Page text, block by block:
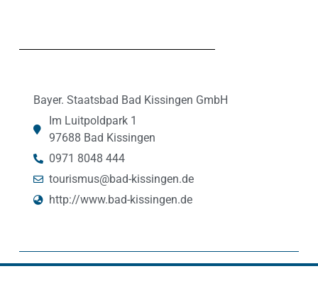
Bayer. Staatsbad Bad Kissingen GmbH
Im Luitpoldpark 1
97688 Bad Kissingen
0971 8048 444
tourismus@bad-kissingen.de
http://www.bad-kissingen.de